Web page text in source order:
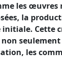
les œuvres
la
Cette
les